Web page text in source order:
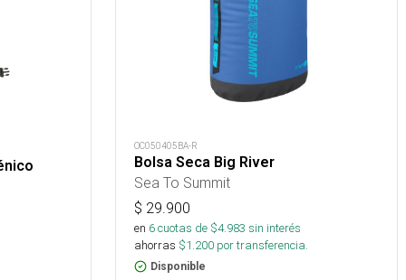
OC050405BA-R
Bolsa Seca Big River
Sea To Summit
$ 29.900
en 6cuotas de $4.983 sin interés
ahorras $1.200 por transferencia.
Disponible